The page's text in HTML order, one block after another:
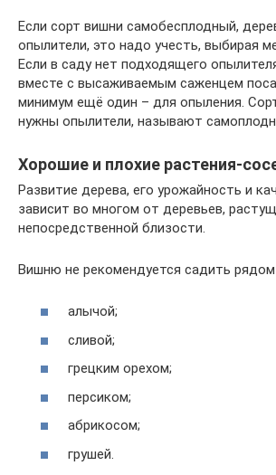
Если сорт вишни самобесплодный,
опылители, это надо учесть, выбирая
Если в саду нет подходящего
вместе с высаживаемым саженцем
минимум ещё один – для опыления.
нужны опылители, называют
Хорошие и плохие растения-
Развитие дерева, его урожайность и
зависит во многом от деревьев,
непосредственной близости.
Вишню не рекомендуется садить рядом
алычой;
сливой;
грецким орехом;
персиком;
абрикосом;
грушей.